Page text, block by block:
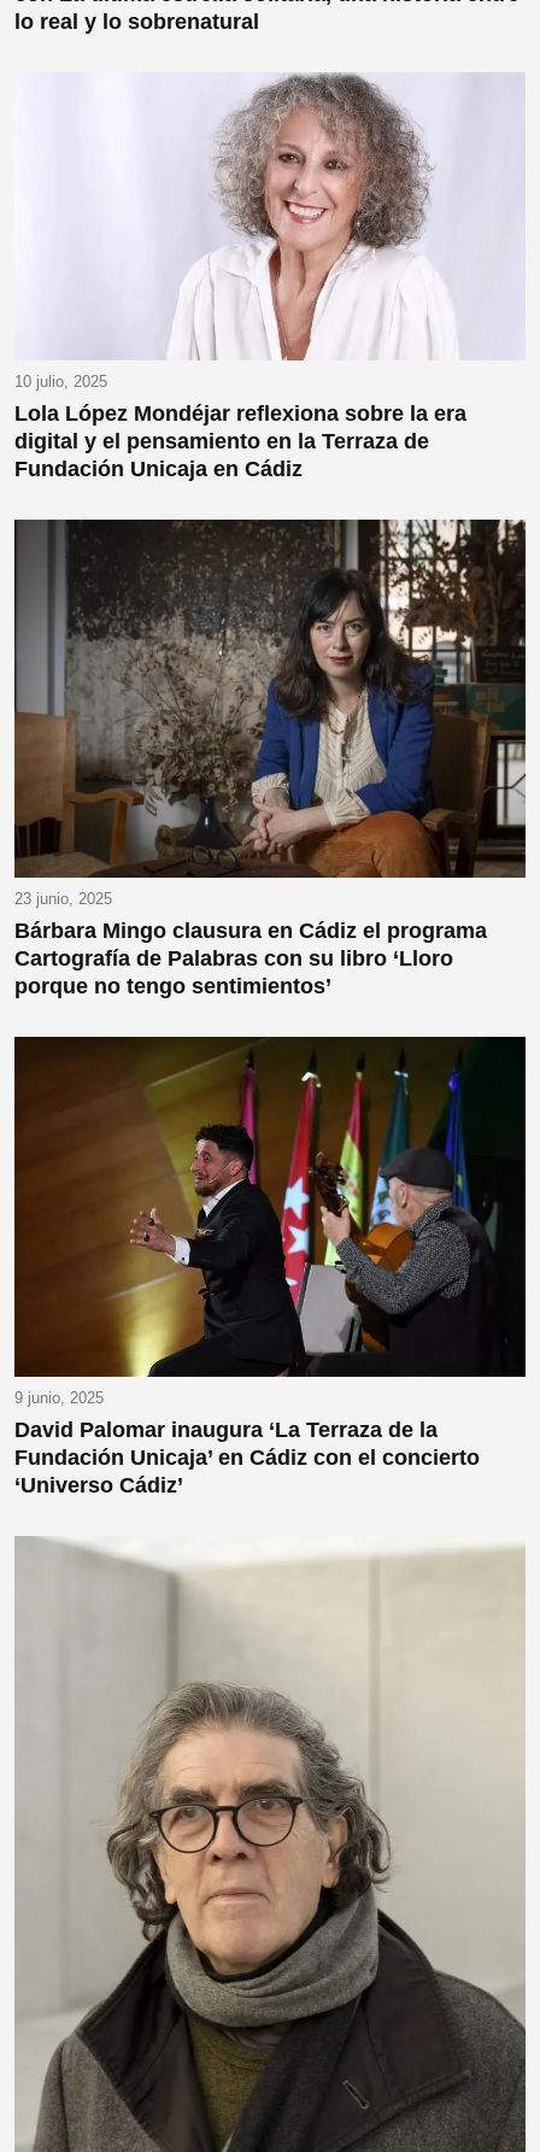
lo real y lo sobrenatural
10 julio, 2025
Lola López Mondéjar reflexiona sobre la era
digital y el pensamiento en la Terraza de
Fundación Unicaja en Cádiz
23 junio, 2025
Bárbara Mingo clausura en Cádiz el programa
Cartografía de Palabras con su libro ‘Lloro
porque no tengo sentimientos’
9 junio, 2025
David Palomar inaugura ‘La Terraza de la
Fundación Unicaja’ en Cádiz con el concierto
‘Universo Cádiz’